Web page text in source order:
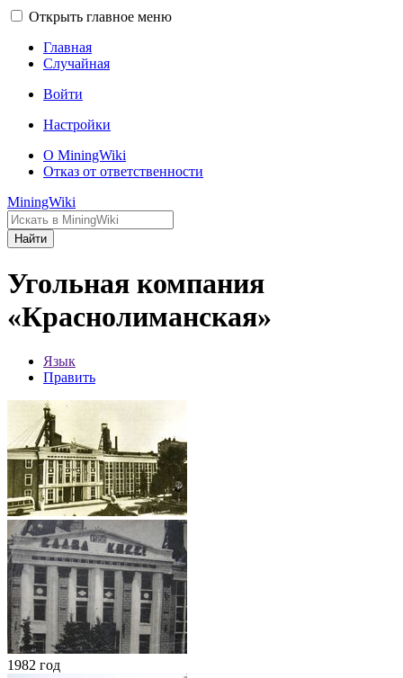
Открыть главное меню
Главная
Случайная
Войти
Настройки
О MiningWiki
Отказ от ответственности
MiningWiki
Найти
Угольная компания
«Краснолиманская»
Язык
Править
1982 год